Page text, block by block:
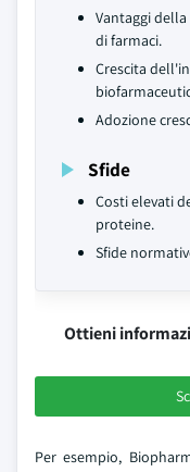
Vantaggi
di farmaci.
Crescita
Adozione
Sfide
Costi elevati
proteine.
Sfide
Ottieni
Per esempio,